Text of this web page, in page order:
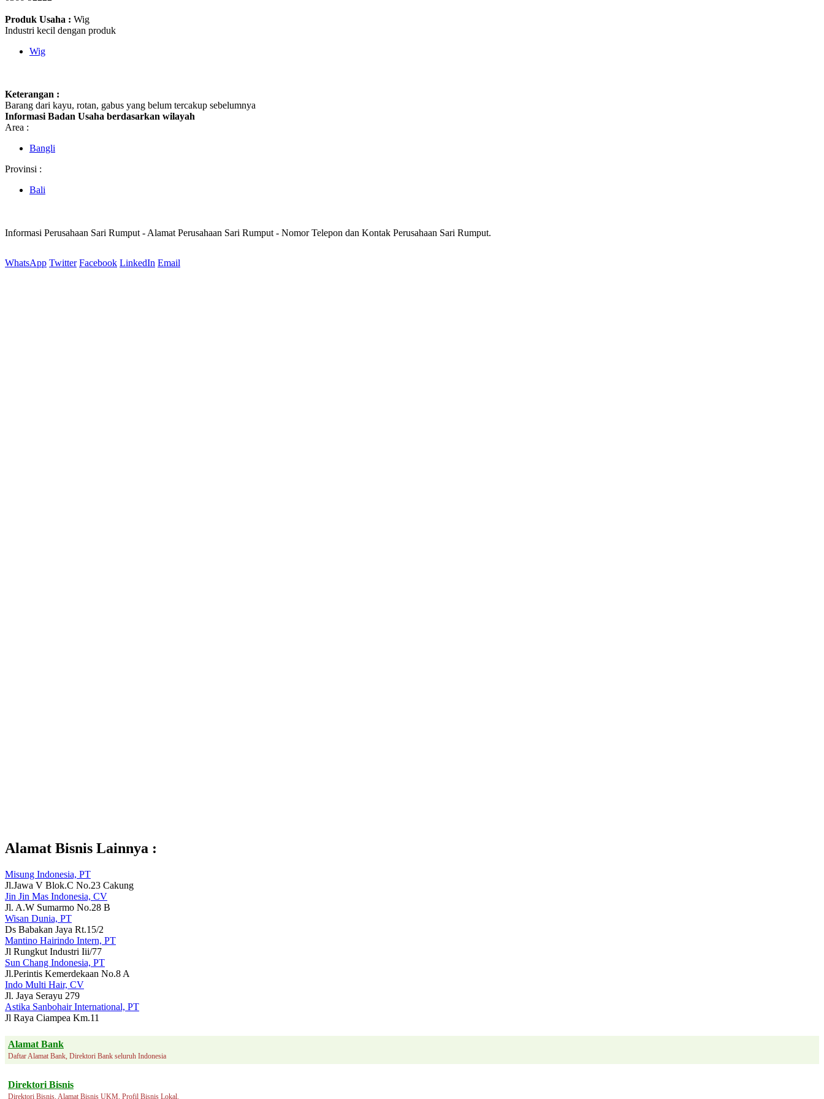
Produk Usaha : Wig
Industri kecil dengan produk
Wig
Keterangan :
Barang dari kayu, rotan, gabus yang belum tercakup sebelumnya
Informasi Badan Usaha berdasarkan wilayah
Area :
Bangli
Provinsi :
Bali
Informasi Perusahaan Sari Rumput - Alamat Perusahaan Sari Rumput - Nomor Telepon dan Kontak Perusahaan Sari Rumput.
WhatsApp Twitter Facebook LinkedIn Email
Alamat Bisnis Lainnya :
Misung Indonesia, PT
Jl.Jawa V Blok.C No.23 Cakung
Jin Jin Mas Indonesia, CV
Jl. A.W Sumarmo No.28 B
Wisan Dunia, PT
Ds Babakan Jaya Rt.15/2
Mantino Hairindo Intern, PT
Jl Rungkut Industri Iii/77
Sun Chang Indonesia, PT
Jl.Perintis Kemerdekaan No.8 A
Indo Multi Hair, CV
Jl. Jaya Serayu 279
Astika Sanbohair International, PT
Jl Raya Ciampea Km.11
Alamat Bank
Daftar Alamat Bank, Direktori Bank seluruh Indonesia
Direktori Bisnis
Direktori Bisnis, Alamat Bisnis UKM, Profil Bisnis Lokal.